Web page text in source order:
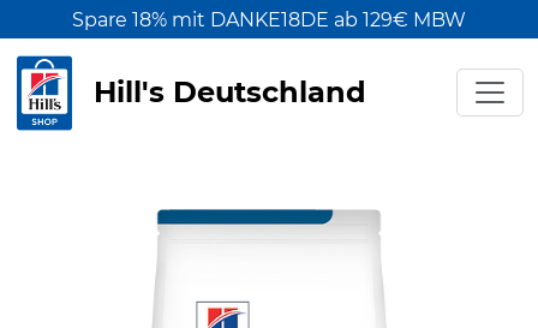
Spare 18% mit DANKE18DE ab 129€ MBW
Hill's Deutschland